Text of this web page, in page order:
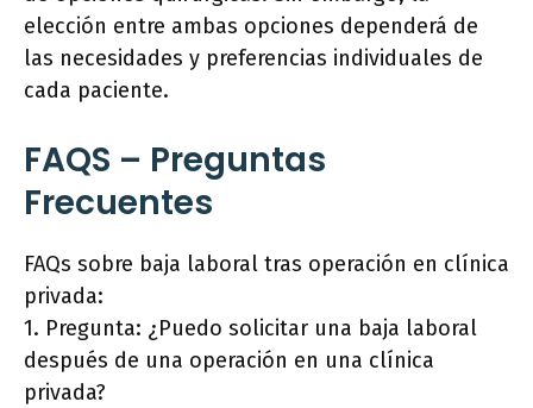
elección entre ambas opciones dependerá de
las necesidades y preferencias individuales de
cada paciente.
FAQS – Preguntas
Frecuentes
FAQs sobre baja laboral tras operación en clínica
privada:
1. Pregunta: ¿Puedo solicitar una baja laboral
después de una operación en una clínica
privada?